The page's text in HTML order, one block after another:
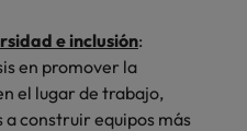
e inclusión:
en promover la
el lugar de trabajo,
a construir equipos más